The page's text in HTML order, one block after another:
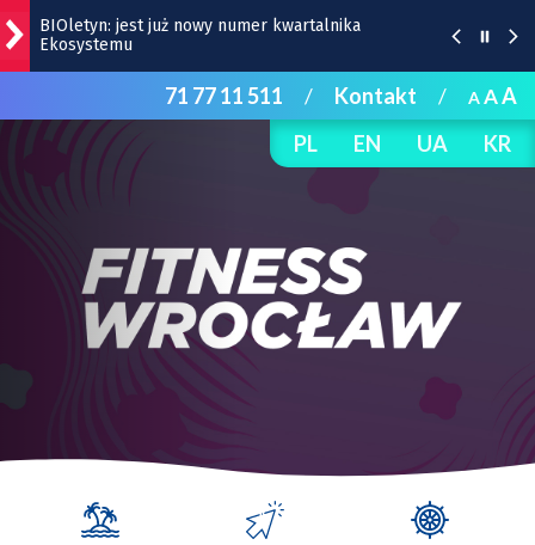
Śląsk – Cracovia, 9 sierpnia na Tarczyński Arena
|TRANSMISJA
Wrocław na weekend 7-9 sierpnia 2026 r.
[WYDARZENIA]
Wrocławska Potańcówka w sobotę, 8 sierpnia
programie?
BIOletyn: jest już nowy numer kwartalnika
Ekosystemu
71 77 11 511 / Kontakt / AAA
PL
EN UA KR